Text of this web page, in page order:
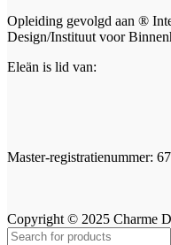
Opleiding gevolgd aan ®
Design/Instituut voor
Eleän is lid van:
Master-registratienummer:
Copyright © 2025 Charme